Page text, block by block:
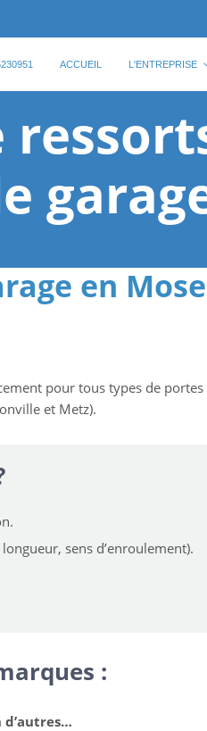
ACCUEIL L'ENTREPRISE
en
pour tous types de
et Metz).
sens d’enroulement).
:
d’autres…